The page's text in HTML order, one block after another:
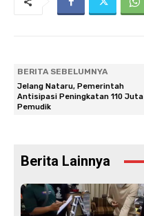
BERITA SEBELUMNYA
Jelang Nataru, Pemerintah
Antisipasi Peningkatan 110 Juta
Pemudik
Berita Lainnya